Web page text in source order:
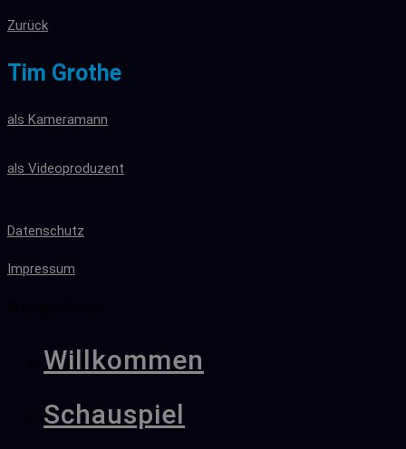
Zurück
Tim Grothe
als Kameramann
als Videoproduzent
Datenschutz
Impressum
Willkommen
Schauspiel